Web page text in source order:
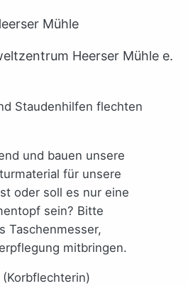
Mühle
Heerser Mühle e.
und bauen unsere
für unsere
oder soll es nur eine
sein? Bitte
Taschenmesser,
mitbringen.